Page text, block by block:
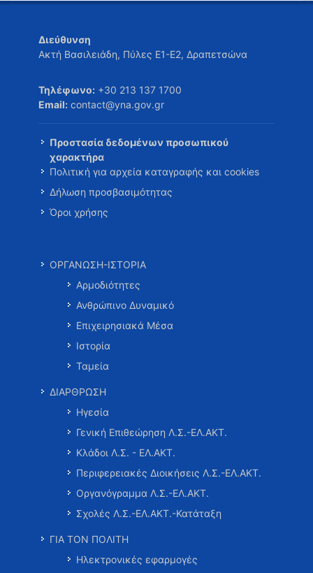
Διεύθυνση
Ακτή Βασιλειάδη, Πύλες Ε1-Ε2, Δραπετσώνα
Τηλέφωνο: +30 213 137 1700
Email: contact@yna.gov.gr
Προστασία δεδομένων προσωπικού
χαρακτήρα
Πολιτική για αρχεία καταγραφής και cookies
Δήλωση προσβασιμότητας
Όροι χρήσης
ΟΡΓΑΝΩΣΗ-ΙΣΤΟΡΙΑ
Αρμοδιότητες
Ανθρώπινο Δυναμικό
Επιχειρησιακά Μέσα
Ιστορία
Ταμεία
ΔΙΑΡΘΡΩΣΗ
Ηγεσία
Γενική Επιθεώρηση Λ.Σ.-ΕΛ.ΑΚΤ.
Κλάδοι Λ.Σ. - ΕΛ.ΑΚΤ.
Περιφερειακές Διοικήσεις Λ.Σ.-ΕΛ.ΑΚΤ.
Οργανόγραμμα Λ.Σ.-ΕΛ.ΑΚΤ.
Σχολές Λ.Σ.-ΕΛ.ΑΚΤ.-Κατάταξη
ΓΙΑ ΤΟΝ ΠΟΛΙΤΗ
Ηλεκτρονικές εφαρμογές